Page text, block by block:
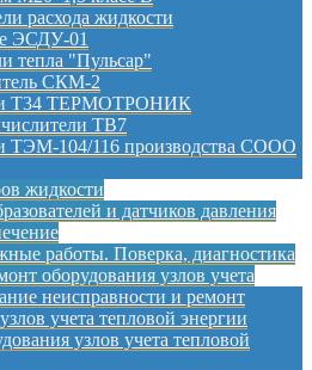
расхода жидкости
ЭСДУ-01
тепла "Пульсар"
СКМ-2
Т34 ТЕРМОТРОНИК
ТВ7
ТЭМ-104/116 производства СООО
жидкости
и датчиков давления
работы. Поверка, диагностика
оборудования узлов учета
неисправности и ремонт
учета тепловой энергии
узлов учета тепловой